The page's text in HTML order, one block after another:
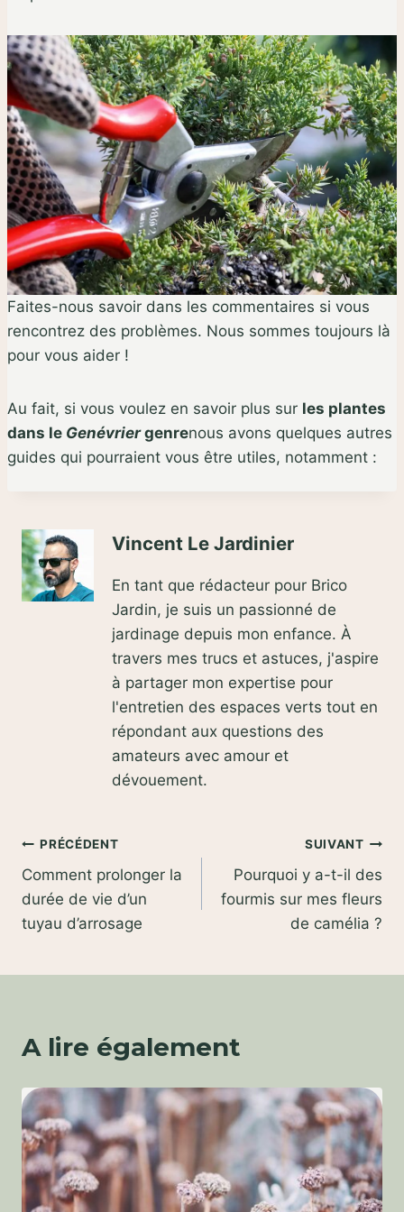
Faites-nous savoir dans les commentaires si vous
rencontrez des problèmes. Nous sommes toujours là
pour vous aider !
Au fait, si vous voulez en savoir plus sur les plantes
dans le Genévriergenrenous avons quelques autres
guides qui pourraient vous être utiles, notamment :
Vincent Le Jardinier
En tant que rédacteur pour Brico
Jardin, je suis un passionné de
jardinage depuis mon enfance. À
travers mes trucs et astuces, j'aspire
à partager mon expertise pour
l'entretien des espaces verts tout en
répondant aux questions des
amateurs avec amour et
dévouement.
Navigation
de
l’article
PRÉCÉDENT
Comment prolonger la
durée de vie d’un
tuyau d’arrosage
SUIVANT
Pourquoi y a-t-il des
fourmis sur mes fleurs
de camélia ?
A lire également